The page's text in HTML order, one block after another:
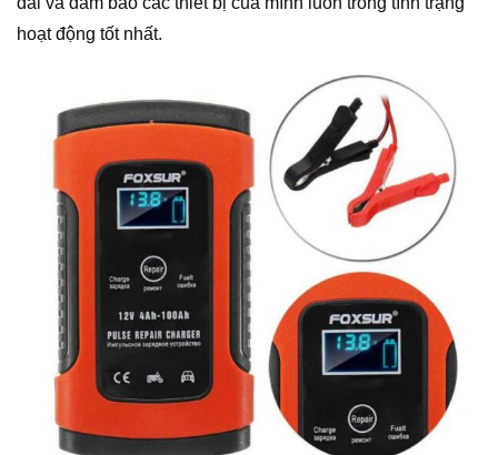
hoạt động tốt nhất.